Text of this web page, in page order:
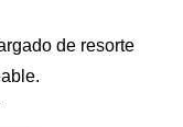
de resorte